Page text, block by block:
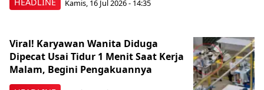
HEADLINE Kamis, 16 Jul 2026 - 14:35
Viral! Karyawan Wanita Diduga
Dipecat Usai Tidur 1 Menit Saat Kerja
Malam, Begini Pengakuannya